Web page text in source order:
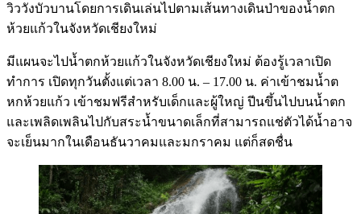
วิววังบัวบานโดยการเดินเล่นไปตามเส้นทางเดินป่าของน้ำตก
ห้วยแก้วในจังหวัดเชียงใหม่
มีแผนจะไปน้ำตกห้วยแก้วในจังหวัดเชียงใหม่ ต้องรู้เวลาเปิด
ทำการ เปิดทุกวันตั้งแต่เวลา 8.00 น. – 17.00 น. ค่าเข้าชมน้ำต
หกห้วยแก้ว เข้าชมฟรีสำหรับเด็กและผู้ใหญ่ ปีนขึ้นไปบนน้ำตก
และเพลิดเพลินไปกับสระน้ำขนาดเล็กที่สามารถแช่ตัวได้น้ำอาจ
จะเย็นมากในเดือนธันวาคมและมกราคม แต่ก็สดชื่น